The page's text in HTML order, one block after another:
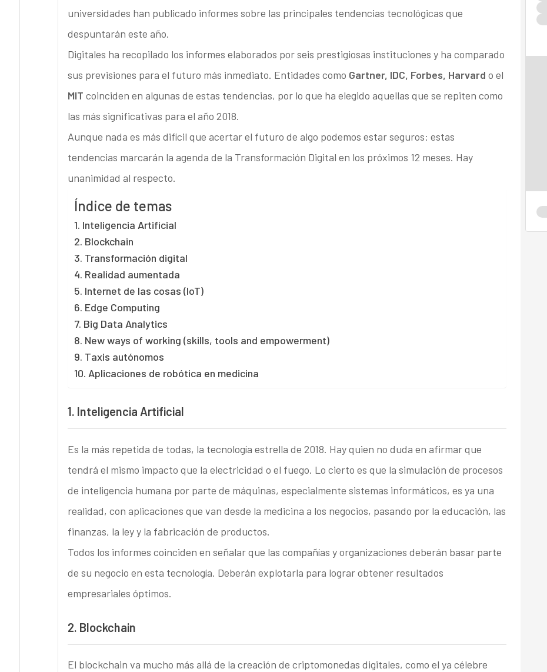
universidades han publicado informes sobre las principales tendencias tecnológicas que
despuntarán este año.
Digitales ha recopilado los informes elaborados por seis prestigiosas instituciones y ha comparado
sus previsiones para el futuro más inmediato. Entidades como Gartner, IDC, Forbes, Harvard o el
MIT coinciden en algunas de estas tendencias, por lo que ha elegido aquellas que se repiten como
las más significativas para el año 2018.
Aunque nada es más difícil que acertar el futuro de algo podemos estar seguros: estas
tendencias marcarán la agenda de la Transformación Digital en los próximos 12 meses. Hay
unanimidad al respecto.
Índice de temas
1. Inteligencia Artificial
2. Blockchain
3. Transformación digital
4. Realidad aumentada
5. Internet de las cosas (IoT)
6. Edge Computing
7. Big Data Analytics
8. New ways of working (skills, tools and empowerment)
9. Taxis autónomos
10. Aplicaciones de robótica en medicina
1. Inteligencia Artificial
Es la más repetida de todas, la tecnología estrella de 2018. Hay quien no duda en afirmar que
tendrá el mismo impacto que la electricidad o el fuego. Lo cierto es que la simulación de procesos
de inteligencia humana por parte de máquinas, especialmente sistemas informáticos, es ya una
realidad, con aplicaciones que van desde la medicina a los negocios, pasando por la educación, las
finanzas, la ley y la fabricación de productos.
Todos los informes coinciden en señalar que las compañías y organizaciones deberán basar parte
de su negocio en esta tecnología. Deberán explotarla para lograr obtener resultados
empresariales óptimos.
2. Blockchain
El blockchain va mucho más allá de la creación de criptomonedas digitales, como el ya célebre